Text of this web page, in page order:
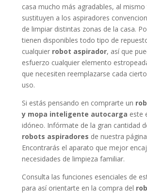
casa mucho más agradables, al
sustituyen a los aspiradores
de limpiar distintas zonas de la casa.
tienen disponibles todo tipo de
cualquier robot aspirador, así que
esfuerzo cualquier elemento
que necesiten reemplazarse cada
uso.
Si estás pensando en comprarte un
y mopa inteligente autocarga este
idóneo. Infórmate de la gran cantidad
robots aspiradores de nuestra
Encontrarás el aparato que mejor
necesidades de limpieza familiar.
Consulta las funciones esenciales de
para así orientarte en la compra del